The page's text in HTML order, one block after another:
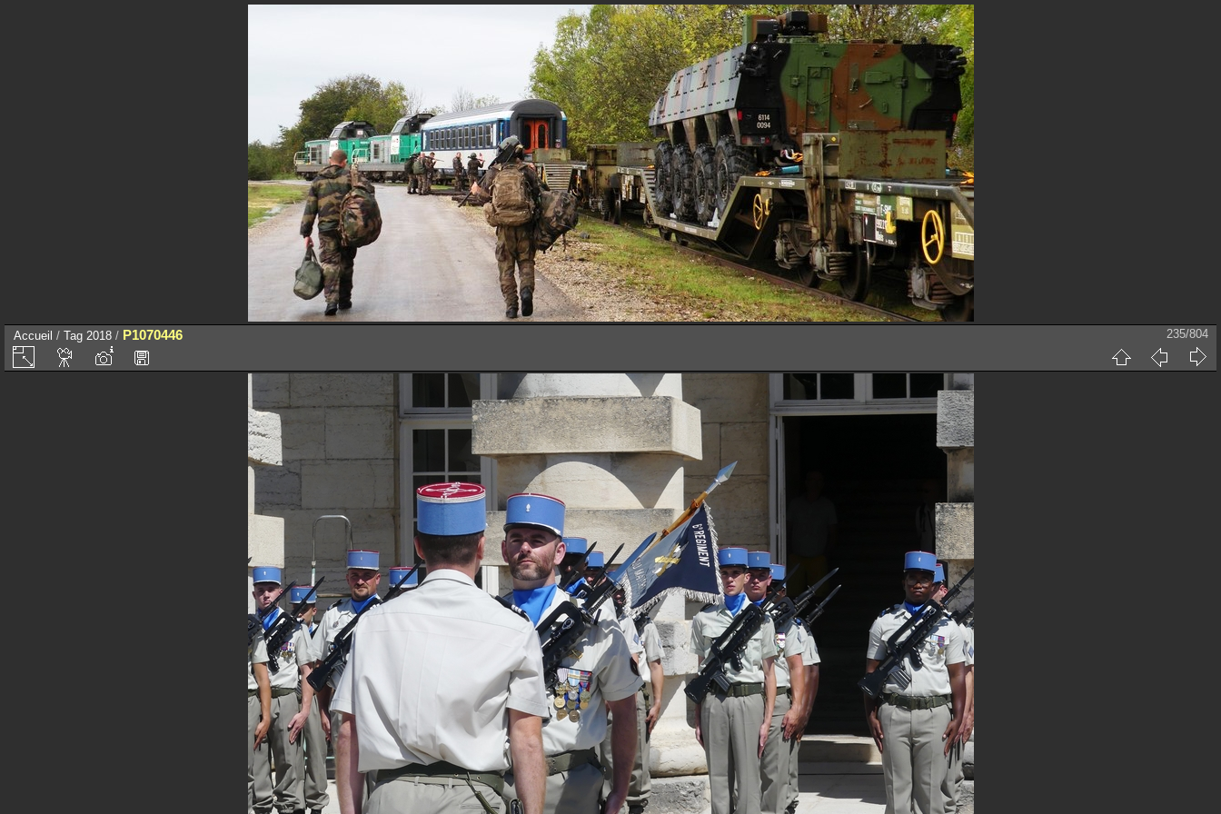
Accueil / Tag 2018 / P1070446 235/804